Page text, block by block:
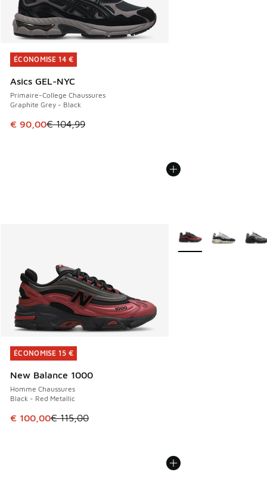
ÉCONOMISE 14 €
Asics GEL-NYC
Primaire-College Chaussures
Graphite Grey - Black
Cet article est en promotion. Prix en baisse de € 104,99 à
€ 90,00€ 104,99
ÉCONOMISE 14 €
ÉCONOMISE 15 €
New Balance 1000
Homme Chaussures
Black - Red Metallic
Cet article est en promotion. Prix en baisse de € 115,00 à
€ 100,00€ 115,00
ÉCONOMISE 15 €
Plus de couleurs